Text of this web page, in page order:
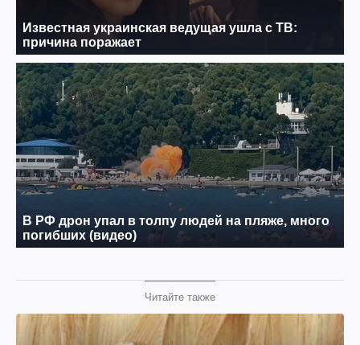
Читайте также